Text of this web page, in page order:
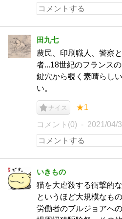
田九七
農民、印刷職人、警察
者...18世紀のフランス
鍵穴から覗く素晴らし
い。
ナイス ★1
コメント(0) 2021/04/
いきもの
猫を大虐殺する衝撃的
というほど大規模なも
労働者のブルジョアへ